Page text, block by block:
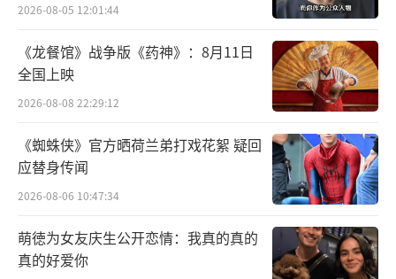
2026-08-05 12:01:44
《龙餐馆》战争版《药神》：8月11日
全国上映
2026-08-08 22:29:12
《蜘蛛侠》官方晒荷兰弟打戏花絮 疑回
应替身传闻
2026-08-06 10:47:34
萌徳为女友庆生公开恋情：我真的真的
真的好爱你